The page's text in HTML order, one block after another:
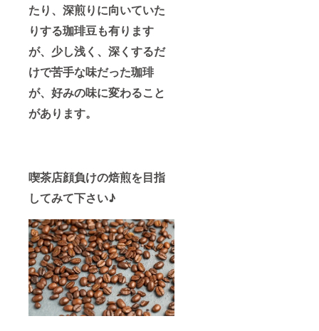
たり、深煎りに向いていた
りする珈琲豆も有ります
が、少し浅く、深くするだ
けで苦手な味だった珈琲
が、好みの味に変わること
があります。
喫茶店顔負けの焙煎を目指
してみて下さい♪